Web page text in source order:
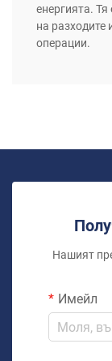
енергията.
на разходите
операции.
Нашият
Имейл